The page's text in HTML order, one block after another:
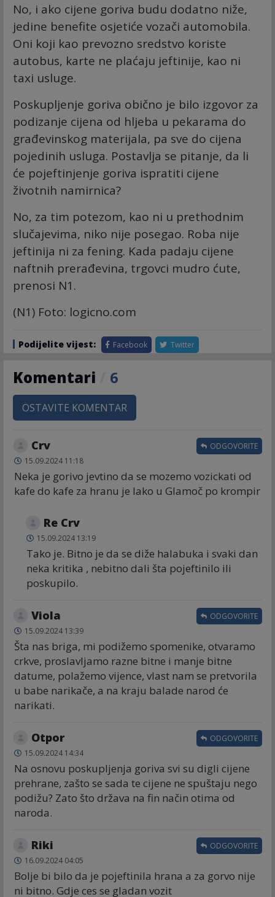
No, i ako cijene goriva budu dodatno niže,
jedine benefite osjetiće vozači automobila.
Oni koji kao prevozno sredstvo koriste
autobus, karte ne plaćaju jeftinije, kao ni
taxi usluge.
Poskupljenje goriva obično je bilo izgovor za
podizanje cijena od hljeba u pekarama do
građevinskog materijala, pa sve do cijena
pojedinih usluga. Postavlja se pitanje, da li
će pojeftinjenje goriva ispratiti cijene
životnih namirnica?
No, za tim potezom, kao ni u prethodnim
slučajevima, niko nije posegao. Roba nije
jeftinija ni za fening. Kada padaju cijene
naftnih prerađevina, trgovci mudro ćute,
prenosi N1.
(N1) Foto: logicno.com
Podijelite vijest: Facebook Twitter
Komentari 6
OSTAVITE KOMENTAR
Crv
15.09.2024 11:18
Neka je gorivo jevtino da se mozemo vozickati od
kafe do kafe za hranu je lako u Glamoč po krompir
ODGOVORITE
Re Crv
15.09.2024 13:19
Tako je. Bitno je da se diže halabuka i svaki dan
neka kritika , nebitno dali šta pojeftinilo ili
poskupilo.
Viola
15.09.2024 13:39
Šta nas briga, mi podižemo spomenike, otvaramo
crkve, proslavljamo razne bitne i manje bitne
datume, polažemo vijence, vlast nam se pretvorila
u babe narikače, a na kraju balade narod će
narikati.
ODGOVORITE
Otpor
15.09.2024 14:34
Na osnovu poskupljenja goriva svi su digli cijene
prehrane, zašto se sada te cijene ne spuštaju nego
podižu? Zato što država na fin način otima od
naroda.
ODGOVORITE
Riki
16.09.2024 04:05
Bolje bi bilo da je pojeftinila hrana a za gorvo nije
ni bitno. Gdje ces se gladan vozit
ODGOVORITE